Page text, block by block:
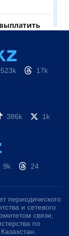
523k 17k
386k
1k
9k 24
периодического
и сетевого
связи,
по